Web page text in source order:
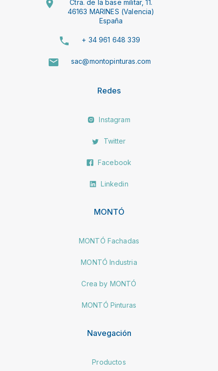
Ctra. de la base militar, 11.
46163 MARINES (Valencia)
España
+ 34 961 648 339
sac@montopinturas.com
Redes
Instagram
Twitter
Facebook
Linkedin
MONTÓ
MONTÓ Fachadas
MONTÓ Industria
Crea by MONTÓ
MONTÓ Pinturas
Navegación
Productos